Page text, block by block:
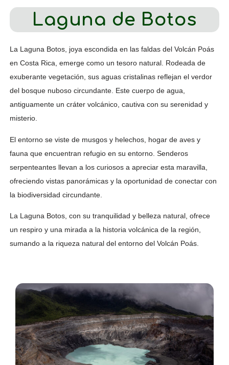
Laguna de Botos
La Laguna Botos, joya escondida en las faldas del Volcán Poás
en Costa Rica, emerge como un tesoro natural. Rodeada de
exuberante vegetación, sus aguas cristalinas reflejan el verdor
del bosque nuboso circundante. Este cuerpo de agua,
antiguamente un cráter volcánico, cautiva con su serenidad y
misterio.
El entorno se viste de musgos y helechos, hogar de aves y
fauna que encuentran refugio en su entorno. Senderos
serpenteantes llevan a los curiosos a apreciar esta maravilla,
ofreciendo vistas panorámicas y la oportunidad de conectar con
la biodiversidad circundante.
La Laguna Botos, con su tranquilidad y belleza natural, ofrece
un respiro y una mirada a la historia volcánica de la región,
sumando a la riqueza natural del entorno del Volcán Poás.